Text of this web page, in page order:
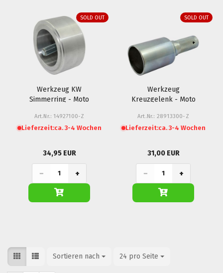
SOLD OUT
Werkzeug KW
Simmerring - Moto
Art.Nr.: 14927100-Z
Lieferzeit:ca. 3-4 Wochen
34,95 EUR
− +
SOLD OUT
Werkzeug
Kreuzgelenk - Moto
Art.Nr.: 28913300-Z
Lieferzeit:ca. 3-4 Wochen
31,00 EUR
− +
Sortieren nach
Sortieren nach 24 pro Seite
pro Seite